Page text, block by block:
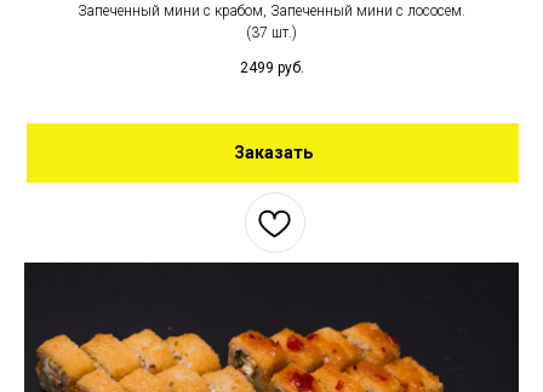
Запеченный мини с крабом, Запеченный мини с лососем.
(37 шт.)
2499 руб.
Заказать